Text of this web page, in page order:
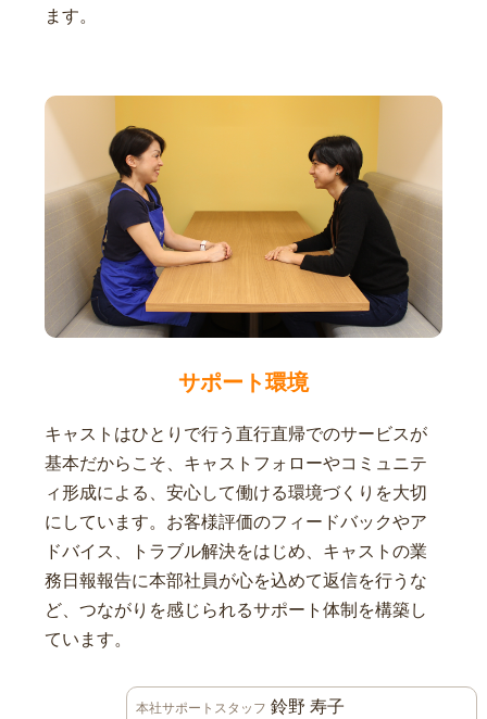
ます。
サポート環境
キャストはひとりで行う直行直帰でのサービスが
基本だからこそ、キャストフォローやコミュニテ
ィ形成による、安心して働ける環境づくりを大切
にしています。お客様評価のフィードバックやア
ドバイス、トラブル解決をはじめ、キャストの業
務日報報告に本部社員が心を込めて返信を行うな
ど、つながりを感じられるサポート体制を構築し
ています。
本社サポートスタッフ 鈴野 寿子